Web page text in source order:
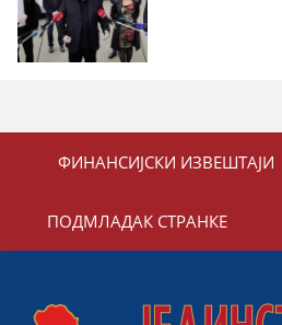
ФИНАНСИЈСКИ ИЗВЕШТАЈИ
ПОДМЛАДАК СТРАНКЕ